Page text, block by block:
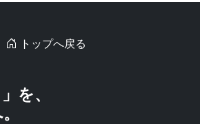
トップへ戻る
を、